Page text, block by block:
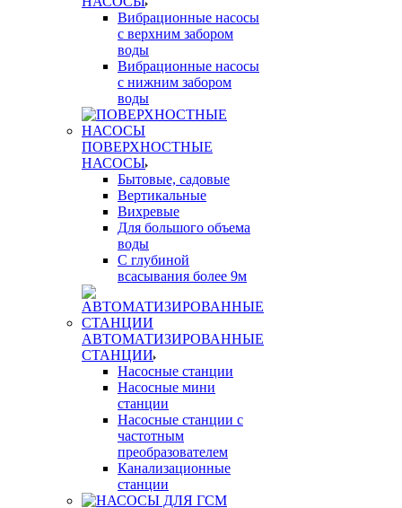
Вибрационные насосы
с верхним забором
воды
Вибрационные насосы
с нижним забором
воды
ПОВЕРХНОСТНЫЕ
НАСОСЫ
Бытовые, садовые
Вертикальные
Вихревые
Для большого объема
воды
С глубиной
всасывания более 9м
АВТОМАТИЗИРОВАННЫЕ
СТАНЦИИ
Насосные станции
Насосные мини
станции
Насосные станции с
частотным
преобразователем
Канализационные
станции